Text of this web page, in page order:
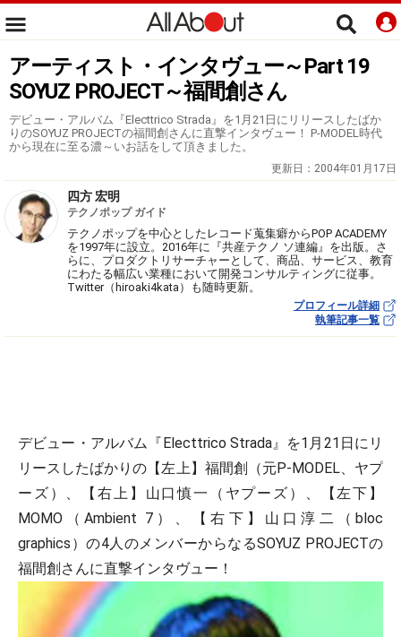
アーティスト・インタヴュー～Part 19
SOYUZ PROJECT～福間創さん
デビュー・アルバム『Electtrico Strada』を1月21日にリリースしたばか
りのSOYUZ PROJECTの福間創さんに直撃インタヴュー！ P-MODEL時代
から現在に至る濃～いお話をして頂きました。
更新日： 2004年01月17日
四方 宏明
テクノポップ ガイド
テクノポップを中心としたレコード蒐集癖からPOP ACADEMY
を1997年に設立。2016年に『共産テクノ ソ連編』を出版。さ
らに、プロダクトリサーチャーとして、商品、サービス、教育
にわたる幅広い業種において開発コンサルティングに従事。
Twitter（hiroaki4kata）も随時更新。
プロフィール詳細
執筆記事一覧
デビュー・アルバム『Electtrico Strada』を1月21日にリ
リースしたばかりの【左上】福間創（元P-MODEL、ヤプ
ーズ）、【右上】山口慎一（ヤプーズ）、【左下】
MOMO（Ambient 7）、【右下】山口淳二（bloc
graphics）の4人のメンバーからなるSOYUZ PROJECTの
福間創さんに直撃インタヴュー！